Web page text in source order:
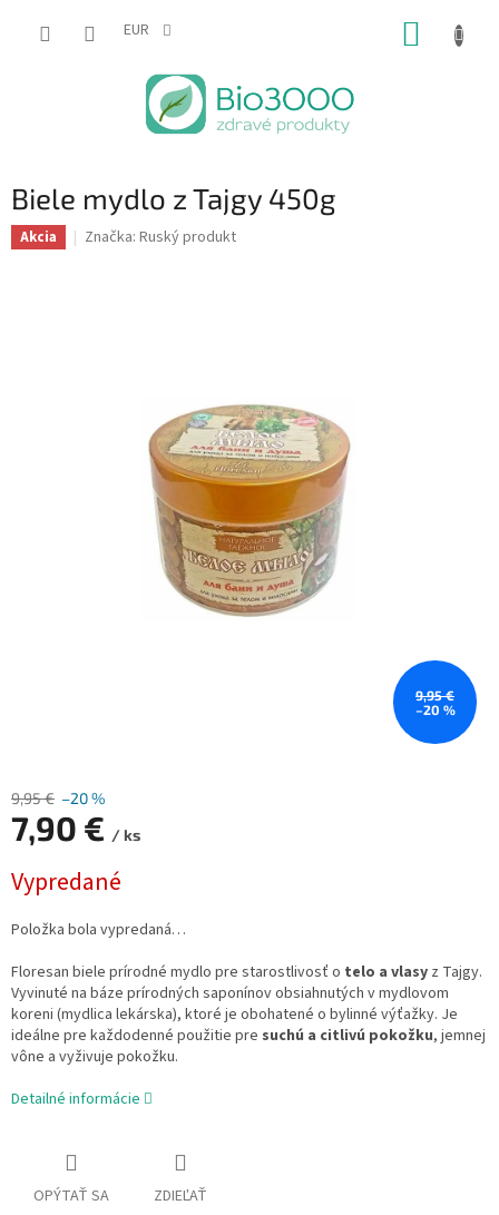
EUR
Biele mydlo z Tajgy 450g
Akcia Značka: Ruský produkt
9,95 €
–20 %
9,95 € –20 %
7,90 € / ks
cena:
Vypredané
Položka bola vypredaná…
Floresan biele prírodné mydlo pre starostlivosť o telo a vlasy z Tajgy.
Vyvinuté na báze prírodných saponínov obsiahnutých v mydlovom
koreni (mydlica lekárska), ktoré je obohatené o bylinné výťažky. Je
ideálne pre každodenné použitie pre suchú a citlivú pokožku, jemnej
vône a vyživuje pokožku.
Detailné informácie
OPÝTAŤ SA ZDIEĽAŤ